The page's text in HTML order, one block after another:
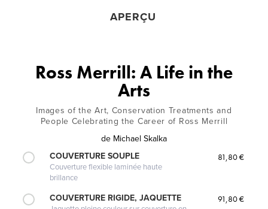
APERÇU
Ross Merrill: A Life in the
Arts
Images of the Art, Conservation Treatments and
People Celebrating the Career of Ross Merrill
de Michael Skalka
COUVERTURE SOUPLE
Couverture flexible laminée haute
brillance
81,80 €
COUVERTURE RIGIDE, JAQUETTE 91,80 €